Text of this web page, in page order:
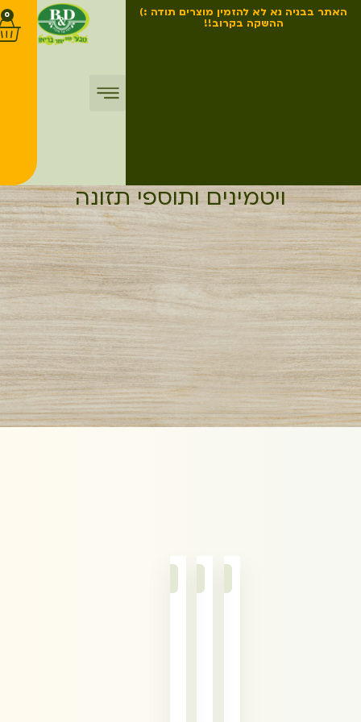
האתר בבניה נא לא להזמין מוצרים תודה :)
ההשקה בקרוב!!
0
ויטמינים ותוספי תזונה